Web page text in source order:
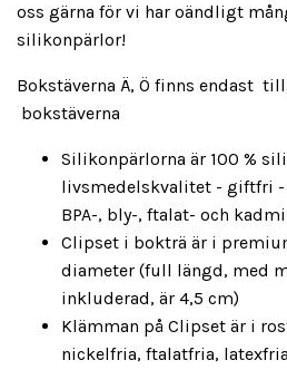
oss gärna för vi har oändligt
silikonpärlor!
Bokstäverna Ä, Ö finns endast
bokstäverna
Silikonpärlorna är 100 %
livsmedelskvalitet - giftfri
BPA-, bly-, ftalat- och
Clipset i bokträ är i
diameter (full längd, med
inkluderad, är 4,5 cm)
Klämman på Clipset är i
nickelfria, ftalatfria,